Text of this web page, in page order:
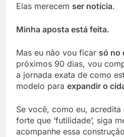
Elas merecem ser notícia.
Minha aposta está feita.
Mas eu não vou ficar só no
próximos 90 dias, vou
a jornada exata de como
modelo para expandir o
Se você, como eu, acredita
forte que ‘futilidade’, siga
acompanhe essa